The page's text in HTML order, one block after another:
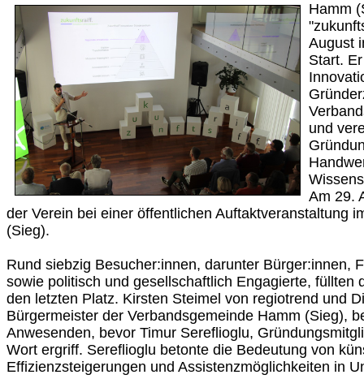
Hamm
August
Start.
und
Am 29.
der Verein bei einer öffentlichen Auftaktveranstaltung
(Sieg).
Rund siebzig Besucher:innen, darunter Bürger:innen,
sowie politisch und gesellschaftlich Engagierte, füllten
den letzten Platz. Kirsten Steimel von regiotrend und
Bürgermeister der Verbandsgemeinde Hamm (Sieg),
Anwesenden, bevor Timur Sereflioglu,
Wort ergriff. Sereflioglu betonte die Bedeutung von
Effizienzsteigerungen und Assistenzmöglichkeiten in